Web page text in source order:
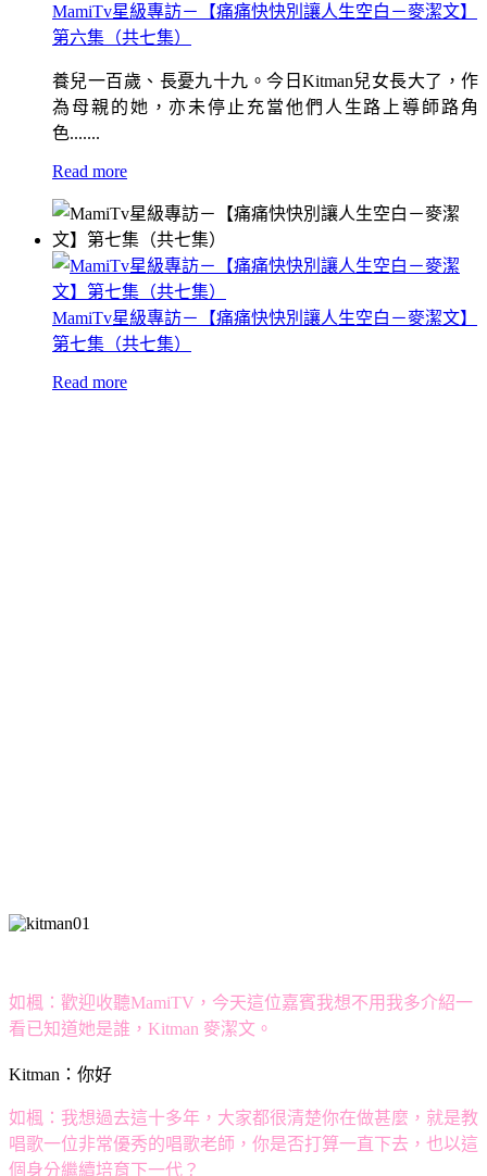
MamiTv星級專訪－【痛痛快快別讓人生空白－麥潔文】
第六集（共七集）
養兒一百歲、長憂九十九。今日Kitman兒女長大了，作
為母親的她，亦未停止充當他們人生路上導師路角
色.......
Read more
MamiTv星級專訪－【痛痛快快別讓人生空白－麥潔文】
第七集（共七集）
Read more
如楓：歡迎收聽MamiTV，今天這位嘉賓我想不用我多介紹一
看已知道她是誰，Kitman 麥潔文。
Kitman：你好
如楓：我想過去這十多年，大家都很清楚你在做甚麼，就是教
唱歌一位非常優秀的唱歌老師，你是否打算一直下去，也以這
個身分繼續培育下一代？